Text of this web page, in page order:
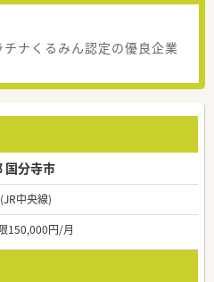
チナくるみん認定の優良企業
国分寺市
中央線)
150,000円/月